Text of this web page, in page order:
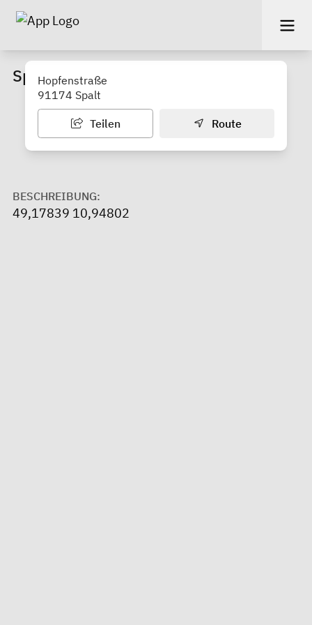
Spielplatz Wasserzell
Hopfenstraße
91174 Spalt
Teilen Route
BESCHREIBUNG:
49,17839 10,94802